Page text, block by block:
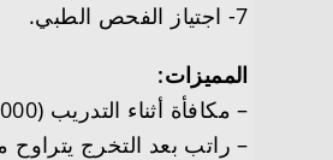
7- اجتياز الفحص الطبي.
المميزات:
– مكافأة أثناء التدريب (3,000 ريال) شهرياً.
– راتب بعد التخرج يتراوح من (5,500 ريال) إلى (6,000